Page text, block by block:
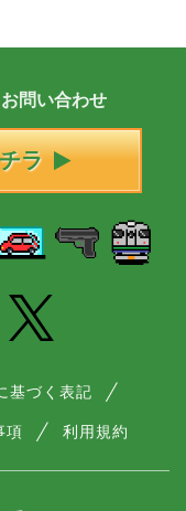
お問い合わせ
ラ
基づく表記
項 利用規約